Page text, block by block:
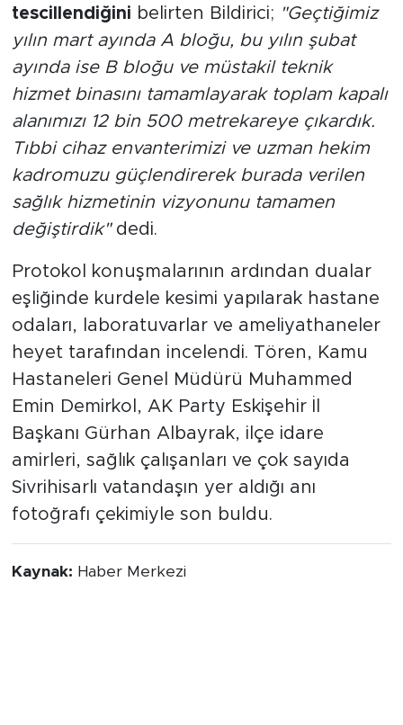
tescillendiğini belirten Bildirici; "Geçtiğimiz
yılın mart ayında A bloğu, bu yılın şubat
ayında ise B bloğu ve müstakil teknik
hizmet binasını tamamlayarak toplam kapalı
alanımızı 12 bin 500 metrekareye çıkardık.
Tıbbi cihaz envanterimizi ve uzman hekim
kadromuzu güçlendirerek burada verilen
sağlık hizmetinin vizyonunu tamamen
değiştirdik"dedi.
Protokol konuşmalarının ardından dualar
eşliğinde kurdele kesimi yapılarak hastane
odaları, laboratuvarlar ve ameliyathaneler
heyet tarafından incelendi. Tören, Kamu
Hastaneleri Genel Müdürü Muhammed
Emin Demirkol, AK Party Eskişehir İl
Başkanı Gürhan Albayrak, ilçe idare
amirleri, sağlık çalışanları ve çok sayıda
Sivrihisarlı vatandaşın yer aldığı anı
fotoğrafı çekimiyle son buldu.
Kaynak: Haber Merkezi